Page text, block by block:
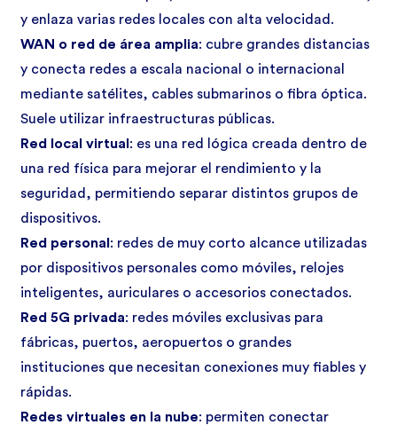
y enlaza varias redes locales con alta velocidad.
WAN o red de área amplia: cubre grandes distancias
y conecta redes a escala nacional o internacional
mediante satélites, cables submarinos o fibra óptica.
Suele utilizar infraestructuras públicas.
Red local virtual : es una red lógica creada dentro de
una red física para mejorar el rendimiento y la
seguridad, permitiendo separar distintos grupos de
dispositivos.
Red personal : redes de muy corto alcance utilizadas
por dispositivos personales como móviles, relojes
inteligentes, auriculares o accesorios conectados.
Red 5G privada: redes móviles exclusivas para
fábricas, puertos, aeropuertos o grandes
instituciones que necesitan conexiones muy fiables y
rápidas.
Redes virtuales en la nube: permiten conectar